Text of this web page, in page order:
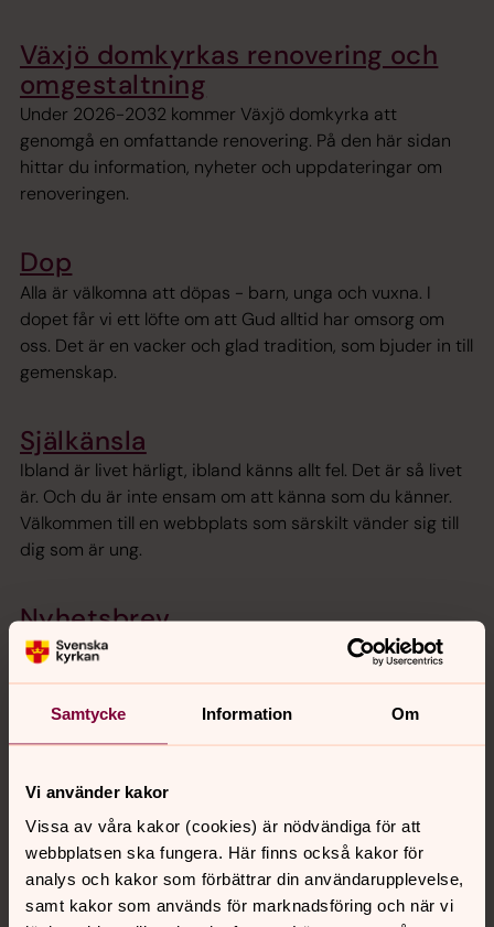
Samtycke Information Om
Vi använder kakor
Vissa av våra kakor (cookies) är nödvändiga för att
webbplatsen ska fungera. Här finns också kakor för
analys och kakor som förbättrar din användarupplevelse,
samt kakor som används för marknadsföring och när vi
Växjö domkyrkas renovering och
omgestaltning
Under 2026-2032 kommer Växjö domkyrka att
genomgå en omfattande renovering. På den här sidan
hittar du information, nyheter och uppdateringar om
renoveringen.
Dop
Alla är välkomna att döpas - barn, unga och vuxna. I
dopet får vi ett löfte om att Gud alltid har omsorg om
oss. Det är en vacker och glad tradition, som bjuder in till
gemenskap.
Själkänsla
Ibland är livet härligt, ibland känns allt fel. Det är så livet
är. Och du är inte ensam om att känna som du känner.
Välkommen till en webbplats som särskilt vänder sig till
dig som är ung.
Nyhetsbrev
Anmäl dig till Svenska kyrkans digitala nyhetsbrev och få
del av senaste nytt i verksamheten, aktuella händelser
Programbladen är en överblicksbild av vad som är på
gång inom Svenska kyrkan Växjö. På grund av mängden
information är de uppdelade i fem områden. Tryckta
programblad finns att hämta i kyrkorna.